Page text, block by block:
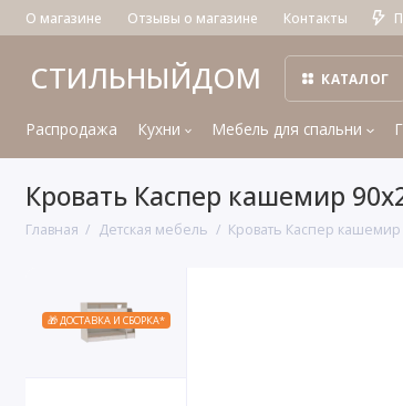
О магазине Отзывы о магазине Контакты
СТИЛЬНЫЙДОМ КАТАЛОГ
Распродажа Кухни Мебель для спальни
Кровать Каспер кашемир
Главная Детская мебель Кровать Каспер кашемир
🎁 ДОСТАВКА И СБОРКА*